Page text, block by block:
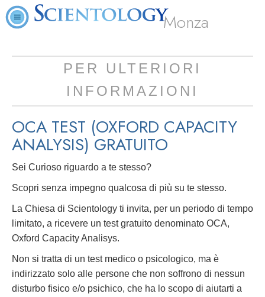
Monza
PER ULTERIORI
INFORMAZIONI
OCA TEST (OXFORD CAPACITY
ANALYSIS) GRATUITO
Sei Curioso riguardo a te stesso?
Scopri senza impegno qualcosa di più su te stesso.
La Chiesa di Scientology ti invita, per un periodo di tempo
limitato, a ricevere un test gratuito denominato OCA,
Oxford Capacity Analisys.
Non si tratta di un test medico o psicologico, ma è
indirizzato solo alle persone che non soffrono di nessun
disturbo fisico e/o psichico, che ha lo scopo di aiutarti a